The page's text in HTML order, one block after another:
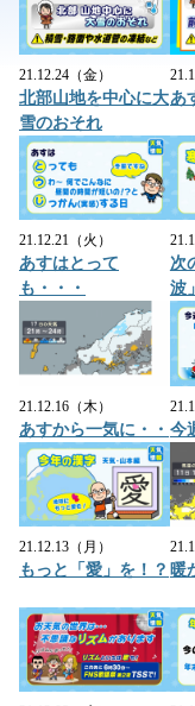
21.12.24（金）
北部山地を中心に大
雪のおそれ
あ
21.12.21（火）
あすはとって
も・・・
次
波
21.12.16（木）
あすから一気に・・ 今
21.12.13（月）
もっと「愛」を！？ 暖